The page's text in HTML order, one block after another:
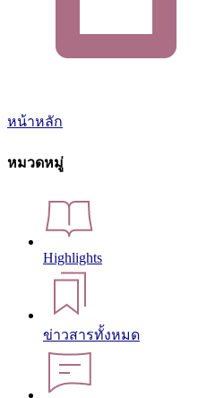
หน้าหลัก
หมวดหมู่
Highlights
ข่าวสารทั้งหมด